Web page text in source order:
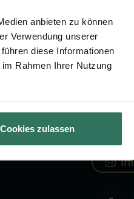
anbieten zu können
Verwendung unserer
diese Informationen
Rahmen Ihrer Nutzung
Cookies zulassen